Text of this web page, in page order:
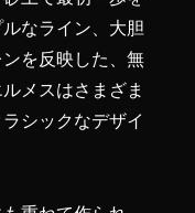
なライン、大胆
を反映した、無
メスはさまざま
シックなデザイ